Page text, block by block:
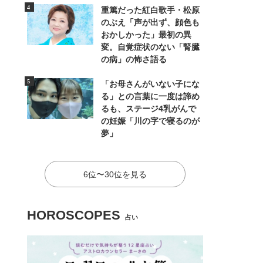
重篤だった紅白歌手・松原
のぶえ「声が出ず、顔色も
おかしかった」最初の異
変。自覚症状のない「腎臓
の病」の怖さ語る
「お母さんがいない子にな
る」との言葉に一度は諦め
るも、ステージ4乳がんで
の妊娠「川の字で寝るのが
夢」
6位〜30位を見る
HOROSCOPES 占い